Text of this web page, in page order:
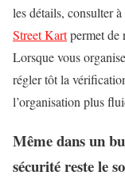
les détails, consulter à
Street Kartpermet de
Lorsque vous
régler tôt la
l’organisation plus
Même dans un
sécurité reste le